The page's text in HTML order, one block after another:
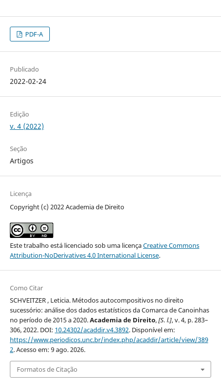
PDF-A
Publicado
2022-02-24
Edição
v. 4 (2022)
Seção
Artigos
Licença
Copyright (c) 2022 Academia de Direito
Este trabalho está licenciado sob uma licençaCreative Commons
Attribution-NoDerivatives 4.0 International License.
Como Citar
SCHVEITZER , Leticia. Métodos autocompositivos no direito
sucessório: análise dos dados estatísticos da Comarca de Canoinhas
no período de 2015 a 2020.Academia de Direito,[S. l.], v. 4, p. 283–
306, 2022. DOI: 10.24302/acaddir.v4.3892. Disponível em:
https://www.periodicos.unc.br/index.php/acaddir/article/view/389
2. Acesso em: 9 ago. 2026.
Formatos de Citação